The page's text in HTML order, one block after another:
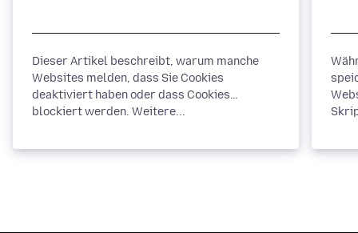
Dieser Artikel beschreibt, warum manche
Websites melden, dass Sie Cookies
deaktiviert haben oder dass Cookies
blockiert werden. Weitere...